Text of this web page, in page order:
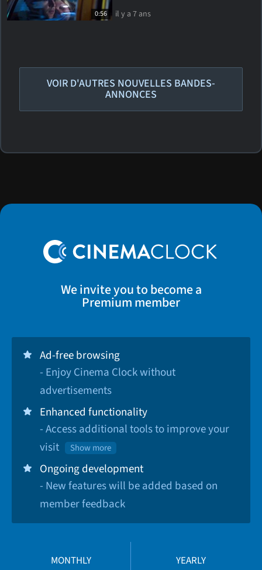
0:56 il y a 7 ans
VOIR D'AUTRES NOUVELLES BANDES-
ANNONCES
We invite you to become a
Premium member
Ad-free browsing
- Enjoy Cinema Clock without
advertisements
Enhanced functionality
- Access additional tools to improve your
visit
Show more
Ongoing development
- New features will be added based on
member feedback
MONTHLY YEARLY